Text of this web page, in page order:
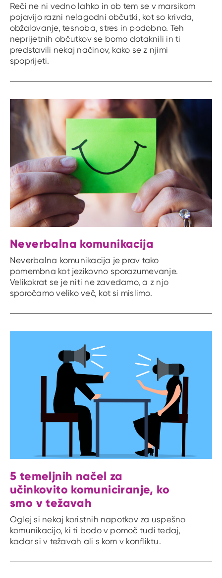
Reči ne ni vedno lahko in ob tem se v marsikom
pojavijo razni nelagodni občutki, kot so krivda,
obžalovanje, tesnoba, stres in podobno. Teh
neprijetnih občutkov se bomo dotaknili in ti
predstavili nekaj načinov, kako se z njimi
spoprijeti.
Neverbalna komunikacija
Neverbalna komunikacija je prav tako
pomembna kot jezikovno sporazumevanje.
Velikokrat se je niti ne zavedamo, a z njo
sporočamo veliko več, kot si mislimo.
5 temeljnih načel za
učinkovito komuniciranje, ko
smo v težavah
Oglej si nekaj koristnih napotkov za uspešno
komunikacijo, ki ti bodo v pomoč tudi tedaj,
kadar si v težavah ali s kom v konfliktu.